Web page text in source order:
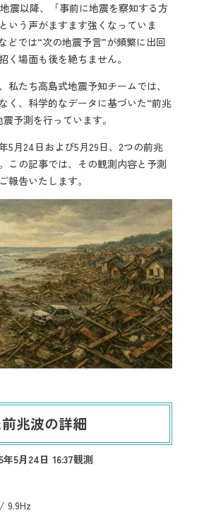
震以降、「事前に地震を察知する方
いう声がますます強くなっていま
どでは“次の地震予言”が頻繁に出回
く場面も後を絶ちません。
私たち高島式地震予知チームでは、
く、科学的なデータに基づいた“前兆
予測を行っています。
5月24日および5月29日、2つの前兆
この記事では、その観測内容と予測
報告いたします。
兆波の詳細
5月24日 16:37観測
9.9Hz